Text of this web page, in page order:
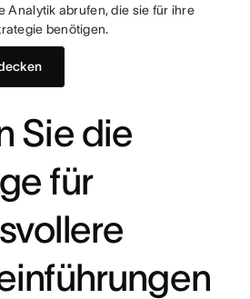
Analytik abrufen, die sie für ihre
benötigen.
Sie die
für